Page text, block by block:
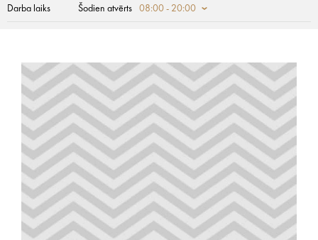
Darba laiks Šodien atvērts 08:00 - 20:00